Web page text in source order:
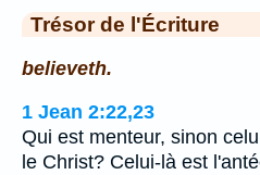
Trésor de l'Écriture
believeth.
1 Jean 2:22,23
Qui est menteur, sinon
le Christ? Celui-là est